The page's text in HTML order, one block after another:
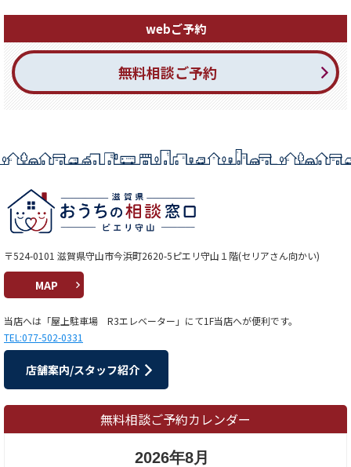
webご予約
無料相談ご予約
〒524-0101 滋賀県守山市今浜町2620-5ピエリ守山１階(セリアさん向かい)
MAP
当店へは「屋上駐車場 R3エレベーター」にて1F当店へが便利です。
TEL:077-502-0331
店舗案内/スタッフ紹介
無料相談ご予約カレンダー
2026年8月